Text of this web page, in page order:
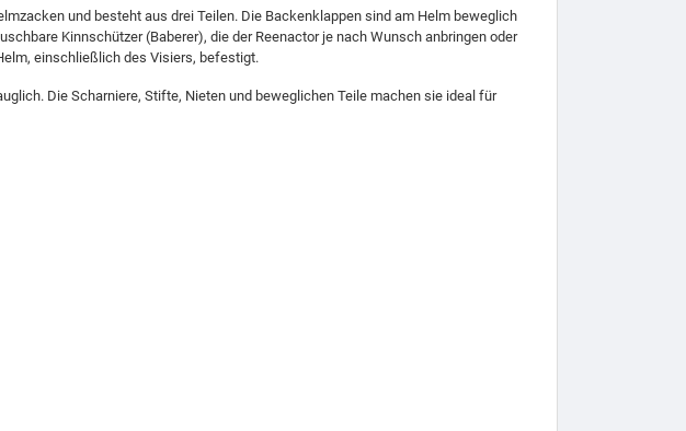
und besteht aus drei Teilen. Die Backenklappen sind am Helm beweglich
Kinnschützer (Baberer), die der Reenactor je nach Wunsch anbringen oder
einschließlich des Visiers, befestigt.
Die Scharniere, Stifte, Nieten und beweglichen Teile machen sie ideal für